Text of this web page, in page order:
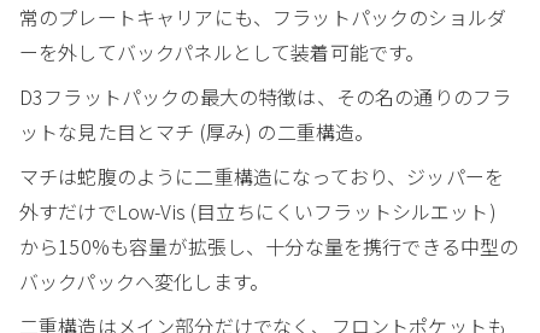
常のプレートキャリアにも、フラットパックのショルダ
ーを外してバックパネルとして装着可能です。
D3フラットパックの最大の特徴は、その名の通りのフラ
ットな見た目とマチ (厚み) の二重構造。
マチは蛇腹のように二重構造になっており、ジッパーを
外すだけでLow-Vis (目立ちにくいフラットシルエット)
から150%も容量が拡張し、十分な量を携行できる中型の
バックパックへ変化します。
二重構造はメイン部分だけでなく、フロントポケットも